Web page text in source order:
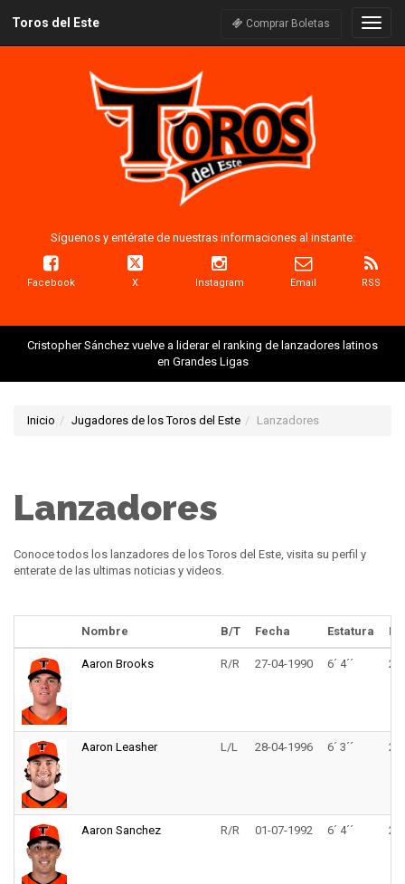
Toros del Este Comprar Boletas
Síguenos y entérate de nuestras informaciones al instante:
Facebook X Instagram Email RSS
Cristopher Sánchez vuelve a liderar el ranking de lanzadores latinos
en Grandes Ligas
Inicio Jugadores de los Toros del Este Lanzadores
Lanzadores
Conoce todos los lanzadores de los Toros del Este, visita su perfil y
enterate de las ultimas noticias y videos.
Nombre B/T Fecha Estatura
Aaron Brooks R/R 27-04-1990 6´ 4´´
Aaron Leasher L/L 28-04-1996 6´ 3´´
Aaron Sanchez R/R 01-07-1992 6´ 4´´